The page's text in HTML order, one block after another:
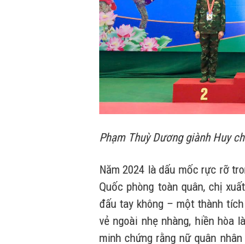
Phạm Thuỳ Dương giành Huy
Năm 2024 là dấu mốc rực rỡ
Quốc phòng toàn quân, chị
đấu tay không – một thành
vẻ ngoài nhẹ nhàng, hiền hòa
minh chứng rằng nữ quân